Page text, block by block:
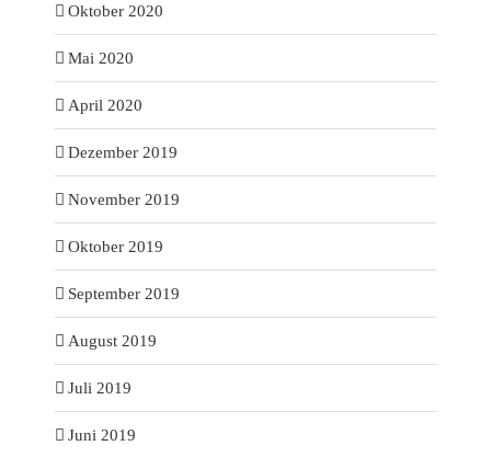
Oktober 2020
Mai 2020
April 2020
Dezember 2019
November 2019
Oktober 2019
September 2019
August 2019
Juli 2019
Juni 2019